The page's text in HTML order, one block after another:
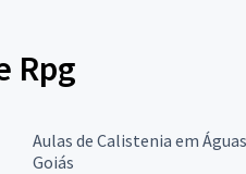
Rpg
Aulas de Calistenia em
Goiás